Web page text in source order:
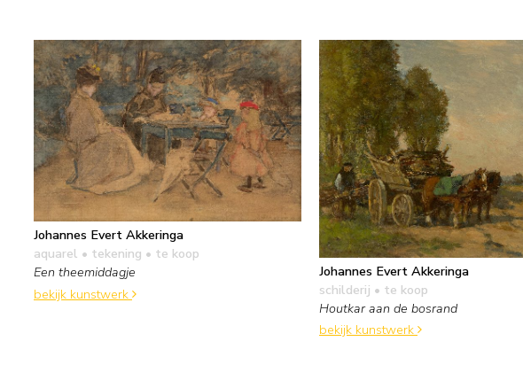
Johannes Evert Akkeringa
aquarel • tekening • te koop
Een theemiddagje
bekijk kunstwerk
Johannes Evert Akkeringa
schilderij • te koop
Houtkar aan de bosrand
bekijk kunstwerk